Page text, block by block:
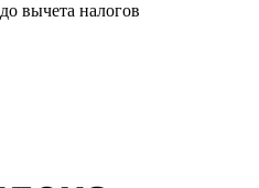
до вычета налогов